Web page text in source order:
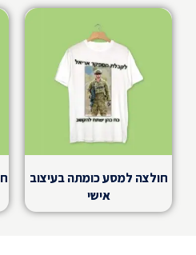
חולצה למסע כומתה בעיצוב
אישי